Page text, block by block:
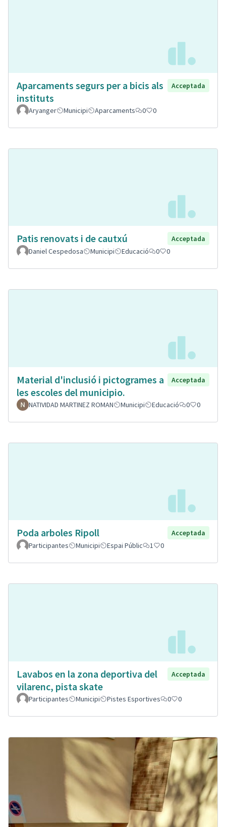
Aparcaments segurs per a bicis als
instituts
Acceptada
Aryanger Municipi Aparcaments 0 0
Patis renovats i de cautxú
Acceptada
Daniel Cespedosa
Municipi Educació 0 0
Material d'inclusió i pictogrames a
les escoles del municipio.
Acceptada
NATIVIDAD MARTINEZ ROMAN Municipi Educació 0 0
Poda arboles Ripoll
Acceptada
Participantes
Municipi Espai Públic 1 0
Lavabos en la zona deportiva del
vilarenc, pista skate
Acceptada
Participantes Municipi Pistes Esportives 0 0